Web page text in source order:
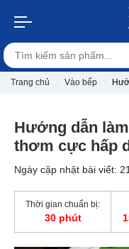
Trang chủ Vào bếp
Hướng dẫn
thơm cực hấp
Ngày cập nhật bài viết:
Thời gian chuẩn bị:
30 phút